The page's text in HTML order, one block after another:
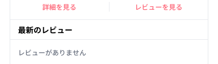
詳細を見る レビューを見る
最新のレビュー
レビューがありません